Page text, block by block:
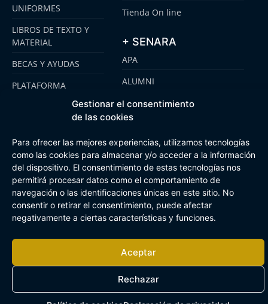
Gestionar el consentimiento
de las cookies
Para ofrecer las mejores experiencias, utilizamos tecnologías
como las cookies para almacenar y/o acceder a la información
del dispositivo. El consentimiento de estas tecnologías nos
permitirá procesar datos como el comportamiento de
navegación o las identificaciones únicas en este sitio. No
consentir o retirar el consentimiento, puede afectar
negativamente a ciertas características y funciones.
Aceptar
Rechazar
UNIFORMES
LIBROS DE TEXTO Y
MATERIAL
BECAS Y AYUDAS
PLATAFORMA
EMOOTI COLEGIOS
Tienda On line
+ SENARA
APA
ALUMNI
SENARA SENIOR
FUNDACIÓN SENARA
Aviso Legal Política de cookies
Canal de Información Interna
Buzón Plan Regional